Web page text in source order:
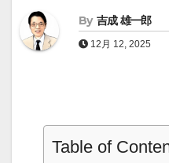
By 吉成 雄一郎
12月 12, 2025
Table of